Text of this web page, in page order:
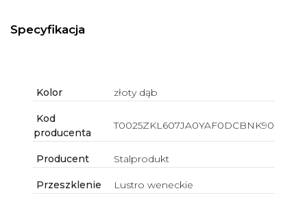
Specyfikacja
Kolor złoty dąb
Kod
producenta
T0025ZKL607JA0YAF0DCBNK90
Producent Stalprodukt
Przeszklenie Lustro weneckie